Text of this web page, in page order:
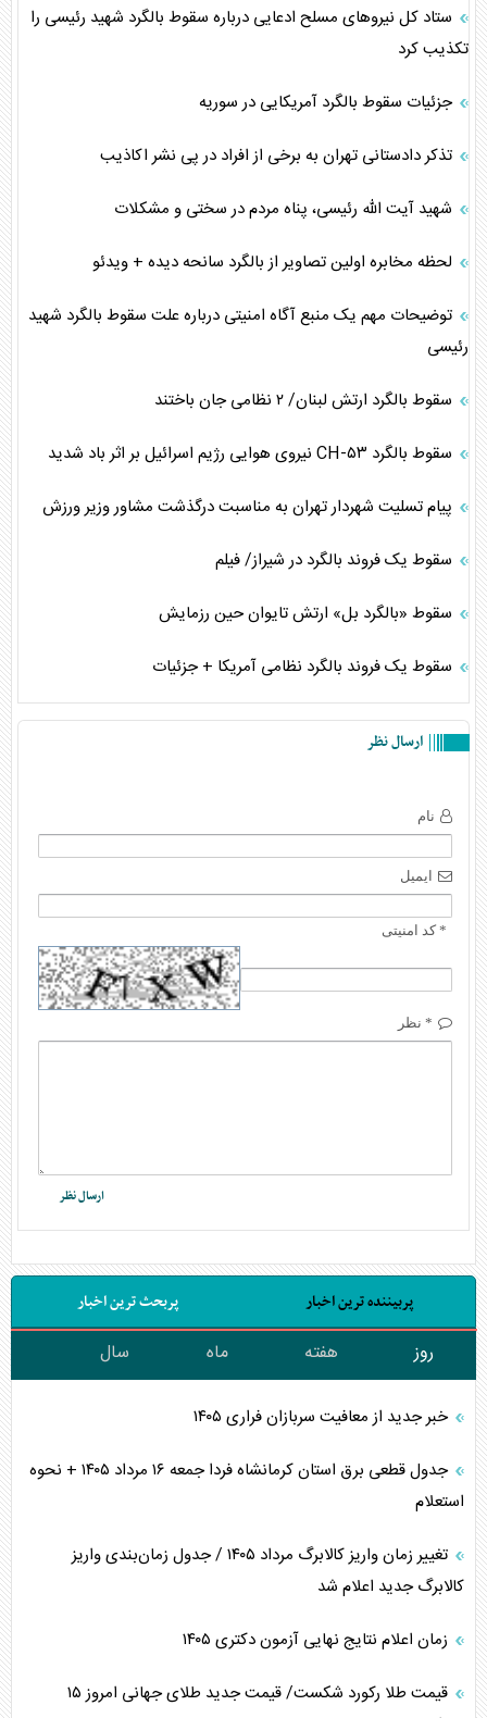
ستاد کل نیرو‌های مسلح ادعایی درباره سقوط بالگرد شهید رئیسی را
تکذیب کرد
جزئیات سقوط بالگرد آمریکایی در سوریه
تذکر دادستانی تهران به برخی از افراد در پی نشر اکاذیب
شهید آیت الله رئیسی، پناه مردم در سختی و مشکلات
لحظه مخابره اولین تصاویر از بالگرد سانحه دیده + ویدئو
توضیحات مهم یک منبع آگاه امنیتی درباره علت سقوط بالگرد شهید
رئیسی
سقوط بالگرد ارتش لبنان/ ۲ نظامی جان باختند
سقوط بالگرد CH-۵۳ نیروی هوایی رژیم اسرائیل بر اثر باد شدید
پیام تسلیت شهردار تهران به مناسبت درگذشت مشاور وزیر ورزش
سقوط یک فروند بالگرد در شیراز/ فیلم
سقوط «بالگرد بل» ارتش تایوان حین رزمایش
سقوط یک فروند بالگرد نظامی آمریکا + جزئیات
ارسال نظر
نام
ایمیل
* کد امنیتی
* نظر
پربیننده ترین اخبار پربحث ترین اخبار
روز هفته ماه سال
خبر جدید از معافیت سربازان فراری ۱۴۰۵
جدول قطعی برق استان کرمانشاه فردا جمعه ۱۶ مرداد ۱۴۰۵ + نحوه
استعلام
تغییر زمان واریز کالابرگ مرداد ۱۴۰۵ / جدول زمان‌بندی واریز
کالابرگ جدید اعلام شد
زمان اعلام نتایج نهایی آزمون دکتری ۱۴۰۵
قیمت طلا رکورد شکست/ قیمت جدید طلای جهانی امروز ۱۵